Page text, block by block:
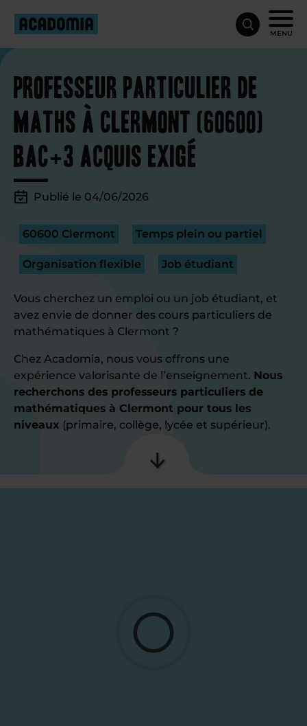
MENU
Professeur particulier de
maths à Clermont (60600)
Bac+3 acquis exigé
Publié le 04/06/2026
60600 Clermont Temps plein ou partiel
Organisation flexible Job étudiant
Vous cherchez un emploi ou un job étudiant, et
avez envie de donner des cours particuliers de
mathématiques à Clermont ?
Chez Acadomia, nous vous offrons une
expérience valorisante de l’enseignement. Nous
recherchons des professeurs particuliers de
mathématiques à Clermont pour tous les
niveaux (primaire, collège, lycée et supérieur).